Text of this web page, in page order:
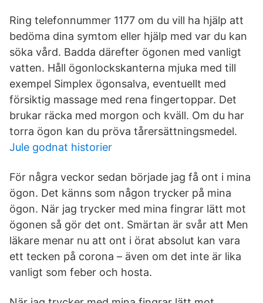
Ring telefonnummer 1177 om du vill ha hjälp att
bedöma dina symtom eller hjälp med var du kan
söka vård. Badda därefter ögonen med vanligt
vatten. Håll ögonlockskanterna mjuka med till
exempel Simplex ögonsalva, eventuellt med
försiktig massage med rena fingertoppar. Det
brukar räcka med morgon och kväll. Om du har
torra ögon kan du pröva tårersättningsmedel.
Jule godnat historier
För några veckor sedan började jag få ont i mina
ögon. Det känns som någon trycker på mina
ögon. När jag trycker med mina fingrar lätt mot
ögonen så gör det ont. Smärtan är svår att Men
läkare menar nu att ont i örat absolut kan vara
ett tecken på corona – även om det inte är lika
vanligt som feber och hosta.